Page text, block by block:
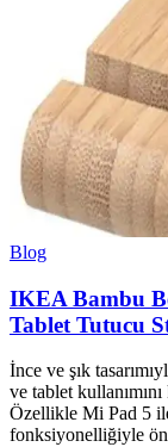
Blog
IKEA Bambu
Tablet Tutucu
İnce ve şık
ve tablet
Özellikle Mi Pad 5
fonksiyonelliğiyle